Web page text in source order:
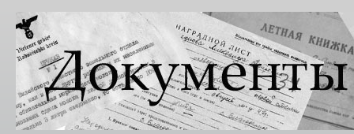
Документы
XX века
Всемирная
история в
Интернете